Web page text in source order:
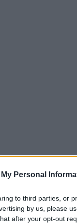
Personal
to third parties, or
by us, please
after your opt-out